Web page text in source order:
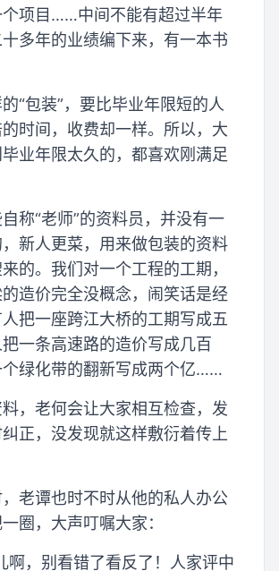
个项目……中间不能有超过半年
多年的业绩编下来，有一本书
“包装”，要比毕业年限短的人
时间，收费却一样。所以，大
业年限太久的，都喜欢刚满足
称“老师”的资料员，并没有一
新人更菜，用来做包装的资料
的。我们对一个工程的工期，
造价完全没概念，闹笑话是经
把一座跨江大桥的工期写成五
一条高速路的造价写成几百
个绿化带的翻新写成两个亿……
，老何会让大家相互检查，发
正，没发现就这样敷衍着传上
，老谭也时不时从他的私人办公
圈，大声叮嘱大家：
啊，别看错了看反了！人家评中